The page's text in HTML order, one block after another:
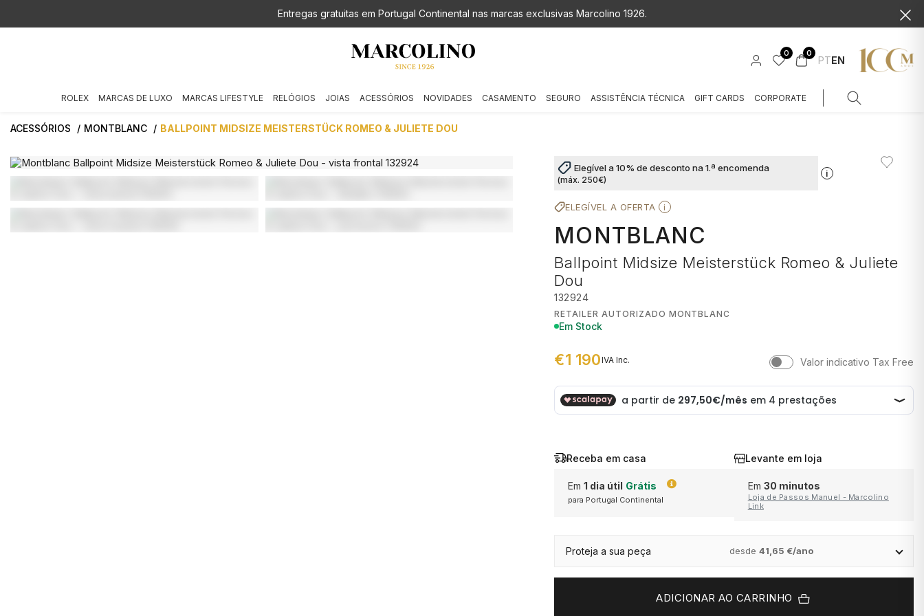
Entregas gratuitas em Portugal Continental nas marcas exclusivas Marcolino 1926.
0 0
EN
PT
ROLEX MARCAS DE LUXO MARCAS LIFESTYLE RELÓGIOS JOIAS ACESSÓRIOS NOVIDADES CASAMENTO SEGURO ASSISTÊNCIA TÉCNICA GIFT CARDS CORPORATE
ACESSÓRIOS MONTBLANC BALLPOINT MIDSIZE MEISTERSTÜCK ROMEO & JULIETE DOU
Elegível a 10% de desconto na 1.ª encomenda
(máx. 250€)
i
ELEGÍVEL A OFERTA i
MONTBLANC
Ballpoint Midsize Meisterstück Romeo & Juliete
Dou
132924
RETAILER AUTORIZADO MONTBLANC
Em Stock
€1 190IVA Inc. Valor indicativo Tax Free
Receba em casa
Em1 dia útil Grátis
para Portugal Continental
Exceto para
Levante em loja
Em 30 minutos
Loja de Passos Manuel - Marcolino
Link
Proteja a sua peça desde 41,65 €/ano
ADICIONAR AO CARRINHO